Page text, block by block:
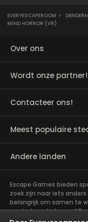
EVERYESCAPEROOM >
MIND HORROR (VR)
Over ons
Wordt onze partner!
Contacteer ons!
Meest populaire
Andere landen
Escape Games bieden
zoek zijn naar iets
belangrijk om samen te
raadsels op te lossen! De
vereisen veel geduld,